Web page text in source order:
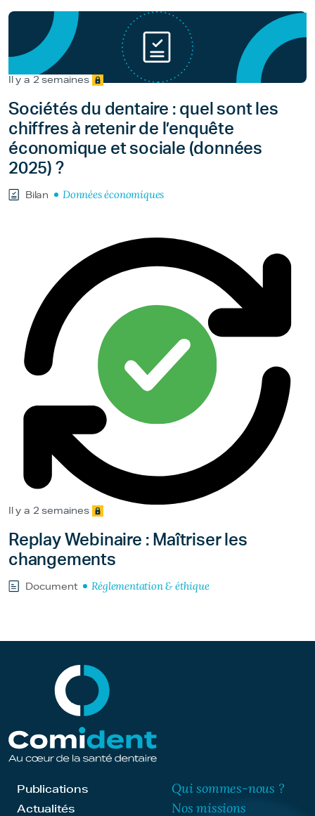
Il y a 2 semaines
Sociétés du dentaire : quel sont les
chiffres à retenir de l’enquête
économique et sociale (données
2025) ?
Bilan Données économiques
Il y a 2 semaines
Replay Webinaire : Maîtriser les
changements
Document Réglementation & éthique
Publications
Actualités
Qui sommes-nous ?
Nos missions